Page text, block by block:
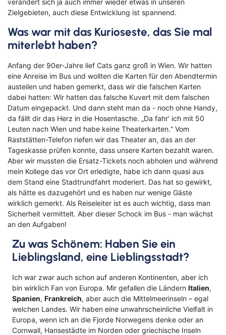
verändert sich ja auch immer wieder etwas in unseren
Zielgebieten, auch diese Entwicklung ist spannend.
Was war mit das Kurioseste, das Sie mal
miterlebt haben?
Anfang der 90er-Jahre lief Cats ganz groß in Wien. Wir hatten
eine Anreise im Bus und wollten die Karten für den Abendtermin
austeilen und haben gemerkt, dass wir die falschen Karten
dabei hatten: Wir hatten das falsche Kuvert mit dem falschen
Datum eingepackt. Und dann steht man da - noch ohne Handy,
da fällt dir das Herz in die Hosentasche. „Da fahr‘ ich mit 50
Leuten nach Wien und habe keine Theaterkarten.“ Vom
Raststätten-Telefon riefen wir das Theater an, das an der
Tageskasse prüfen konnte, dass unsere Karten bezahlt waren.
Aber wir mussten die Ersatz-Tickets noch abholen und während
mein Kollege das vor Ort erledigte, habe ich dann quasi aus
dem Stand eine Stadtrundfahrt moderiert. Das hat so gewirkt,
als hätte es dazugehört und es haben nur wenige Gäste
wirklich gemerkt. Als Reiseleiter ist es auch wichtig, dass man
Sicherheit vermittelt. Aber dieser Schock im Bus - man wächst
an den Aufgaben!
Zu was Schönem: Haben Sie ein
Lieblingsland, eine Lieblingsstadt?
Ich war zwar auch schon auf anderen Kontinenten, aber ich
bin wirklich Fan von Europa. Mir gefallen die Ländern Italien,
Spanien, Frankreich, aber auch die Mittelmeerinseln – egal
welchen Landes. Wir haben eine unwahrscheinliche Vielfalt in
Europa, wenn ich an die Fjorde Norwegens denke oder an
Cornwall, Hansestädte im Norden oder griechische Inseln